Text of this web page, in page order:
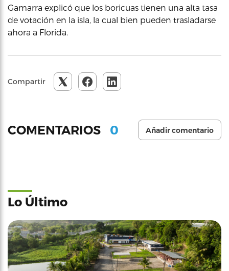
Gamarra explicó que los boricuas tienen una alta tasa
de votación en la isla, la cual bien pueden trasladarse
ahora a Florida.
Compartir
COMENTARIOS 0 Añadir comentario
Lo Último